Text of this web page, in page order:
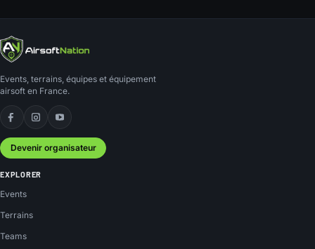
Events, terrains, équipes et équipement
airsoft en France.
Facebook
Instagram
YouTube
Devenir organisateur
EXPLORER
Events
Terrains
Teams